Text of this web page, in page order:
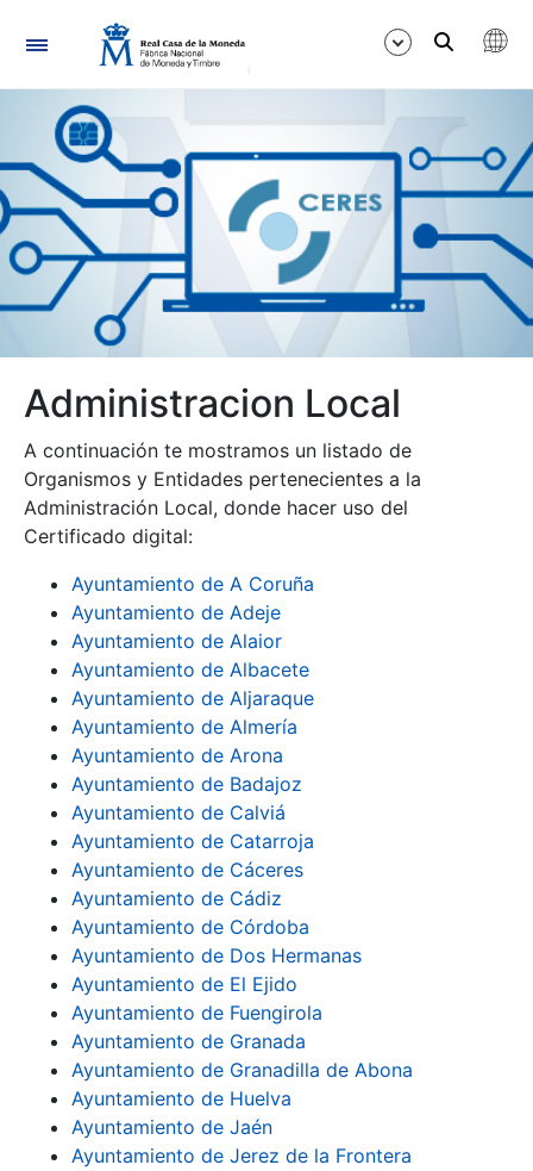
Navigation
Show/Hide
Show/Hide
Show/Hide
Show/Hide
Show/Hide
Administracion Local
A continuación te mostramos un listado de
Organismos y Entidades pertenecientes a la
Administración Local, donde hacer uso del
Certificado digital:
Ayuntamiento de A Coruña
Ayuntamiento de Adeje
Ayuntamiento de Alaior
Ayuntamiento de Albacete
Ayuntamiento de Aljaraque
Ayuntamiento de Almería
Ayuntamiento de Arona
Ayuntamiento de Badajoz
Ayuntamiento de Calviá
Ayuntamiento de Catarroja
Ayuntamiento de Cáceres
Ayuntamiento de Cádiz
Ayuntamiento de Córdoba
Ayuntamiento de Dos Hermanas
Ayuntamiento de El Ejido
Ayuntamiento de Fuengirola
Ayuntamiento de Granada
Ayuntamiento de Granadilla de Abona
Ayuntamiento de Huelva
Ayuntamiento de Jaén
Ayuntamiento de Jerez de la Frontera